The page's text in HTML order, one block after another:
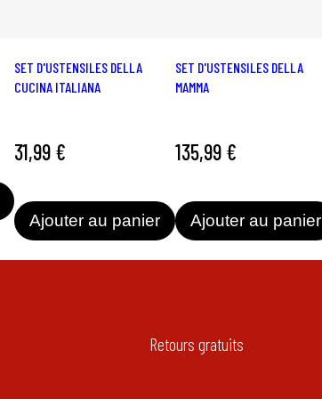
SET D'USTENSILES DELLA
CUCINA ITALIANA
31,99 €
Ajouter au panier
SET D'USTENSILES DELLA
MAMMA
135,99 €
Ajouter au panier
Retours gratuits